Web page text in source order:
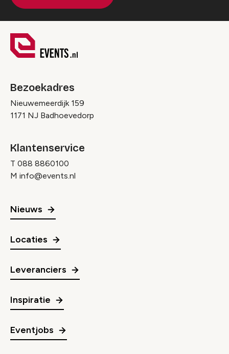
Bezoekadres
Nieuwemeerdijk 159
1171 NJ Badhoevedorp
Klantenservice
T 088 8860100
M info@events.nl
Nieuws
Locaties
Leveranciers
Inspiratie
Eventjobs